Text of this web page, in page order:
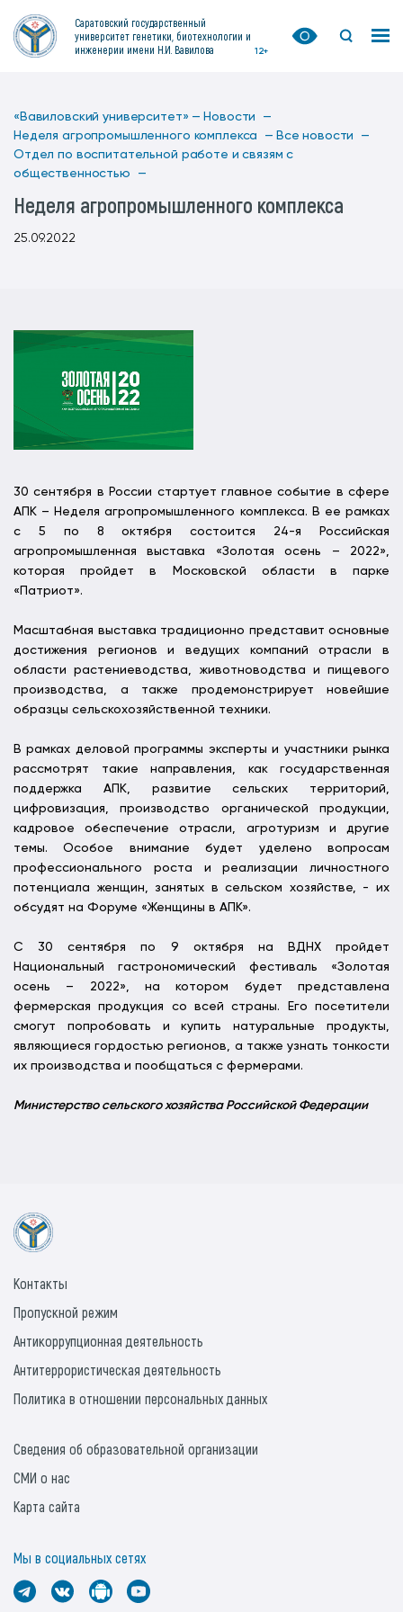
Саратовский государственный
университет генетики, биотехнологии и
инженерии имени Н.И. Вавилова
12+
«Вавиловский университет» — Новости —
Неделя агропромышленного комплекса — Все новости —
Отдел по воспитательной работе и связям с
общественностью —
Неделя агропромышленного комплекса
25.09.2022
30 сентября в России стартует главное событие в сфере
АПК – Неделя агропромышленного комплекса. В ее рамках
с 5 по 8 октября состоится 24-я Российская
агропромышленная выставка «Золотая осень – 2022»,
которая пройдет в Московской области в парке
«Патриот».
Масштабная выставка традиционно представит основные
достижения регионов и ведущих компаний отрасли в
области растениеводства, животноводства и пищевого
производства, а также продемонстрирует новейшие
образцы сельскохозяйственной техники.
В рамках деловой программы эксперты и участники рынка
рассмотрят такие направления, как государственная
поддержка АПК, развитие сельских территорий,
цифровизация, производство органической продукции,
кадровое обеспечение отрасли, агротуризм и другие
темы. Особое внимание будет уделено вопросам
профессионального роста и реализации личностного
потенциала женщин, занятых в сельском хозяйстве, - их
обсудят на Форуме «Женщины в АПК».
С 30 сентября по 9 октября на ВДНХ пройдет
Национальный гастрономический фестиваль «Золотая
осень – 2022», на котором будет представлена
фермерская продукция со всей страны. Его посетители
смогут попробовать и купить натуральные продукты,
являющиеся гордостью регионов, а также узнать тонкости
их производства и пообщаться с фермерами.
Министерство сельского хозяйства Российской Федерации
Контакты
Пропускной режим
Антикоррупционная деятельность
Антитеррористическая деятельность
Политика в отношении персональных данных
Сведения об образовательной организации
СМИ о нас
Карта сайта
Мы в социальных сетях